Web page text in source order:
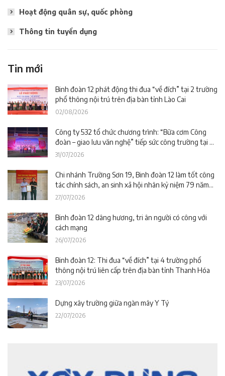
Hoạt động quân sự, quốc phòng
Thông tin tuyển dụng
Tin mới
Binh đoàn 12 phát động thi đua “về đích” tại 2 trường
phổ thông nội trú trên địa bàn tỉnh Lào Cai
02/08/2026
Công ty 532 tổ chức chương trình: “Bữa cơm Công
đoàn – giao lưu văn nghệ” tiếp sức công trường tại dự
án Trường phổ thông nội trú liên cấp La Êê (TP. Đà
31/07/2026
Chi nhánh Trường Sơn 19, Binh đoàn 12 làm tốt công
tác chính sách, an sinh xã hội nhân kỷ niệm 79 năm
Ngày Thương binh – Liệt sĩ
27/07/2026
Binh đoàn 12 dâng hương, tri ân người có công với
cách mạng
26/07/2026
Binh đoàn 12: Thi đua “về đích” tại 4 trường phổ
thông nội trú liên cấp trên địa bàn tỉnh Thanh Hóa
23/07/2026
Dựng xây trường giữa ngàn mây Y Tý
22/07/2026